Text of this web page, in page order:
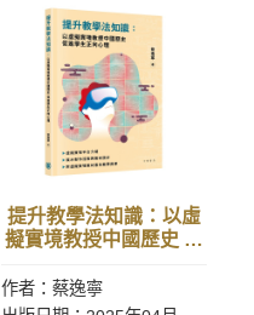
提升教學法知識：以虛
擬實境教授中國歷史 促
作者：蔡逸寧